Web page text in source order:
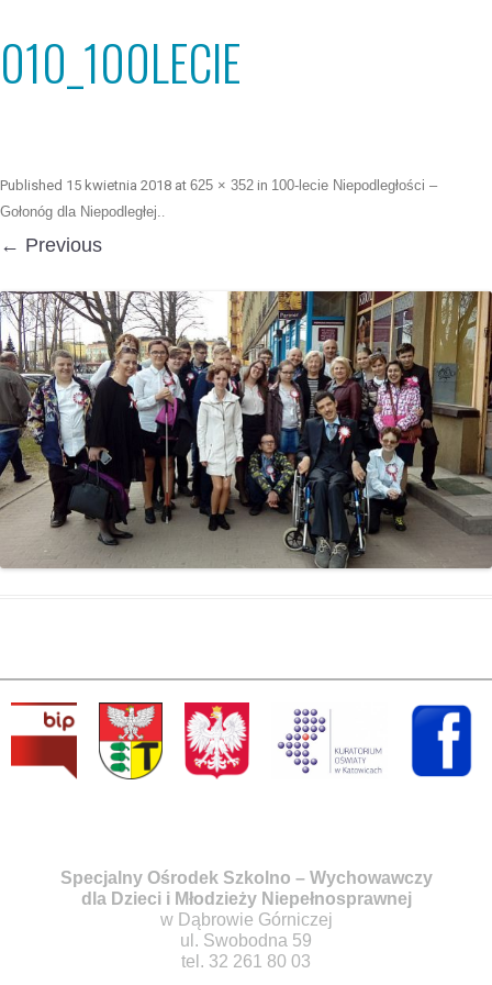
010_100LECIE
Published 15 kwietnia 2018 at 625 × 352 in 100-lecie Niepodległości –
Gołonóg dla Niepodległej..
← Previous
Specjalny Ośrodek Szkolno – Wychowawczy
dla Dzieci i Młodzieży Niepełnosprawnej
w Dąbrowie Górniczej
ul. Swobodna 59
tel. 32 261 80 03